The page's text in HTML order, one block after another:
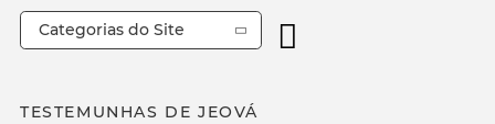
TESTEMUNHAS DE JEOVÁ
Categorias do Site